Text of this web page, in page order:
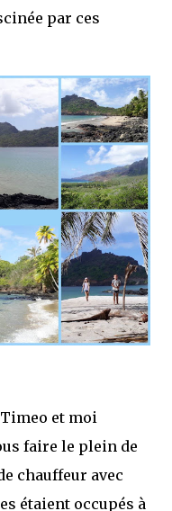
par ces
et moi
faire le plein de
chauffeur avec
étaient occupés à